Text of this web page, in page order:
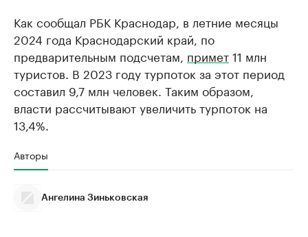
Как сообщал РБК Краснодар, в летние месяцы
2024 года Краснодарский край, по
предварительным подсчетам, примет11 млн
туристов. В 2023 году турпоток за этот период
составил 9,7 млн человек. Таким образом,
власти рассчитывают увеличить турпоток на
13,4%.
Авторы
Ангелина Зиньковская